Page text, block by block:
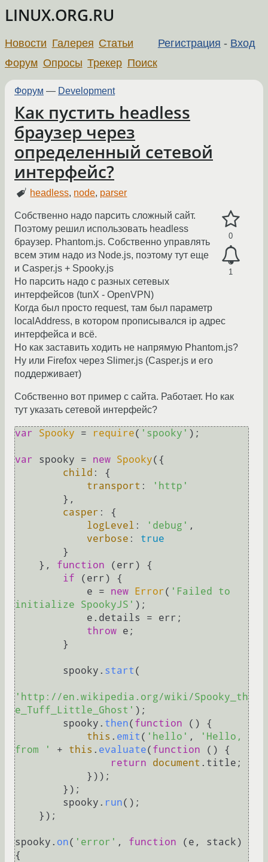
LINUX.ORG.RU
Регистрация - Вход
Новости Галерея Статьи
Форум Опросы Трекер Поиск
Форум — Development
Как пустить headless
браузер через
определенный сетевой
интерфейс?
headless, node, parser
0
1
Собственно надо парсить сложный сайт.
Поэтому решил использовать headless
браузер. Phantom.js. Собственно управлять
всем этим надо из Node.js, поэтому тут еще
и Casper.js + Spooky.js
Но парсить надо с разных сетевых
интерфейсов (tunX - OpenVPN)
Когда был просто request, там был параметр
localAddress, в котором прописывался ip адрес
интерфейса и всё.
Но как заставить ходить не напрямую Phantom.js?
Ну или Firefox через Slimer.js (Casper.js и его
поддерживает)
Собственно вот пример с сайта. Работает. Но как
тут указать сетевой интерфейс?
var Spooky = require( 'spooky' );
var spooky = new Spooky({
child : {
transport :
'http'
casper : {
logLevel : 'debug' ,
verbose : true
    },
function ( err ) {
if (err) {
            e =
new Error( 'Failed to
initialize SpookyJS' );
            e.
details
= err;
throw e;
        spooky.
start (
'http://en.wikipedia.org/wiki/Spooky_th
e_Tuff_Little_Ghost' );
        spooky.
then( function ( ) {
this . emit ( 'hello' ,
'Hello,
from '
+ this . evaluate( function ( ) {
return
document . title ;
        spooky.
run();
spooky. on( 'error' , function ( e, stack)
{